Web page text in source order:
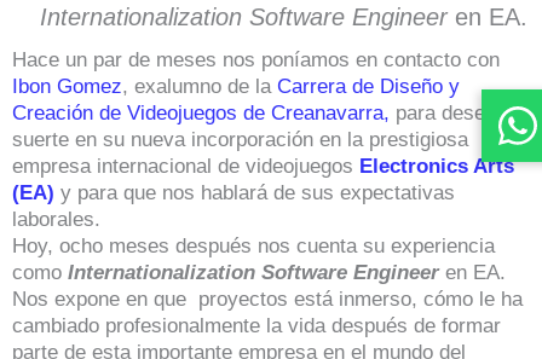
Internationalization Software Engineer en EA.
Hace un par de meses nos poníamos en contacto con
Ibon Gomez, exalumno de la Carrera de Diseño y
Creación de Videojuegos de Creanavarra, para desearle
suerte en su nueva incorporación en la prestigiosa
empresa internacional de videojuegos Electronics Arts
(EA) y para que nos hablará de sus expectativas
laborales.
Hoy, ocho meses después nos cuenta su experiencia
como Internationalization Software Engineeren EA.
Nos expone en que proyectos está inmerso, cómo le ha
cambiado profesionalmente la vida después de formar
parte de esta importante empresa en el mundo del